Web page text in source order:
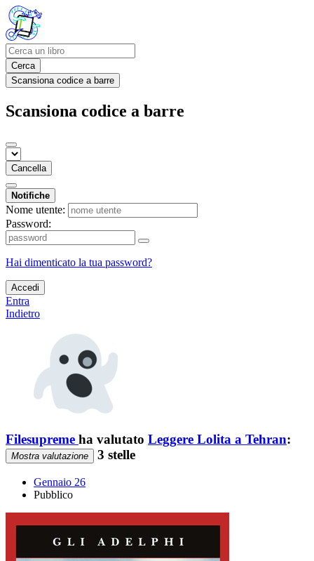
Cerca
Scansiona codice a barre
Scansiona codice a barre
Cancella
Notifiche
Nome utente:
Password:
Hai dimenticato la tua password?
Accedi
Entra
Indietro
Filesupreme ha valutato Leggere Lolita a Tehran:
Mostra valutazione 3 stelle
Gennaio 26
Pubblico